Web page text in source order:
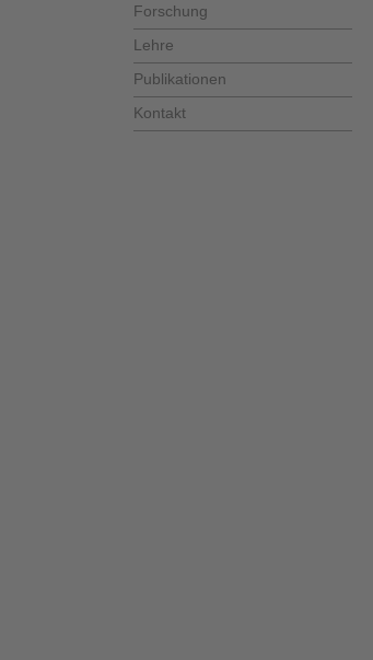
Forschung
Lehre
Publikationen
Kontakt